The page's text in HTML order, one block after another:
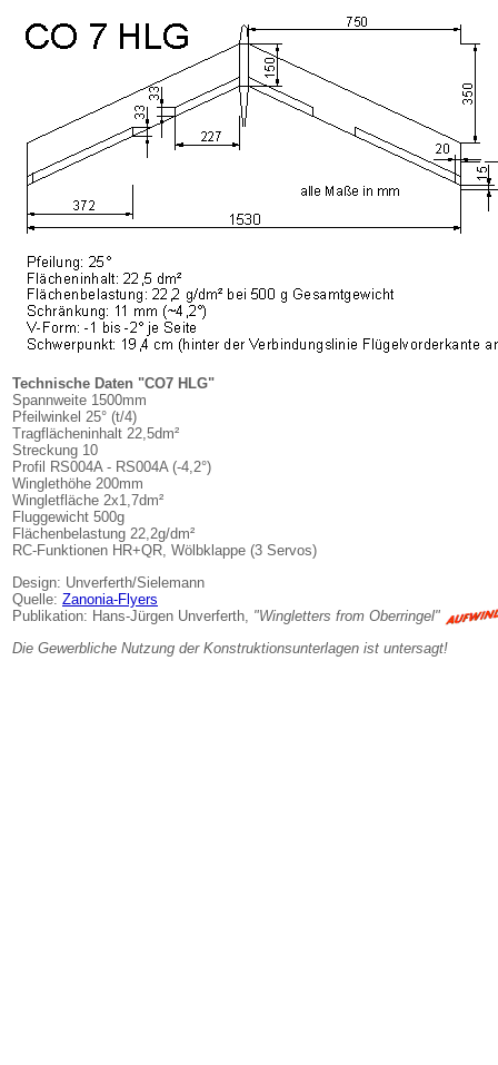
Technische Daten "CO7 HLG"
Spannweite 1500mm
Pfeilwinkel 25° (t/4)
Tragflächeninhalt 22,5dm²
Streckung 10
Profil RS004A - RS004A (-4,2°)
Winglethöhe 200mm
Wingletfläche 2x1,7dm²
Fluggewicht 500g
Flächenbelastung 22,2g/dm²
RC-Funktionen HR+QR, Wölbklappe (3 Servos)
Design: Unverferth/Sielemann
Quelle: Zanonia-Flyers
Publikation: Hans-Jürgen Unverferth, "Wingletters from Oberringel"
Die Gewerbliche Nutzung der Konstruktionsunterlagen ist untersagt!